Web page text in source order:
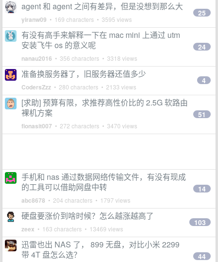
agent 和 agent 之间有差异，但是没想到那么大
yiranw09 • 169 characters • 3595 views
25
有没有高手来解释一下在 mac mini 上通过 utm
安装飞牛 os 的意义呢
nanau2016 • 356 characters • 3318 views
24
准备换服务器了，旧服务器还值多少
CodersZzz • 280 characters • 2133 views
4
[求助] 预算有限，求推荐高性价比的 2.5G 软路由
裸机方案
fionasit007 • 272 characters • 3470 views
51
手机和 nas 通过数据网络传输文件，有没有现成
的工具可以借助网盘中转
abc8678 • 204 characters • 1797 views
14
硬盘要涨价到啥时候？怎么越涨越高了
zeex • 163 characters • 13469 views
103
迅雷也出 NAS 了， 899 无盘，对比小米 2299
带 4T 盘怎么选？
44